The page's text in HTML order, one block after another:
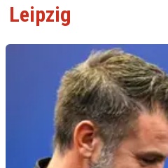
Leipzig